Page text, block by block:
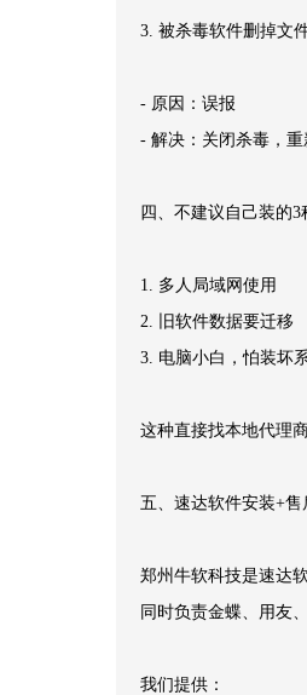
3. 被杀毒软件删掉文
- 原因：误报
- 解决：关闭杀毒，重
四、不建议自己装的3
1. 多人局域网使用
2. 旧软件数据要迁移
3. 电脑小白，怕装坏
这种直接找本地代理
五、速达软件安装+
郑州牛软科技是速达
同时负责金蝶、用友
我们提供：